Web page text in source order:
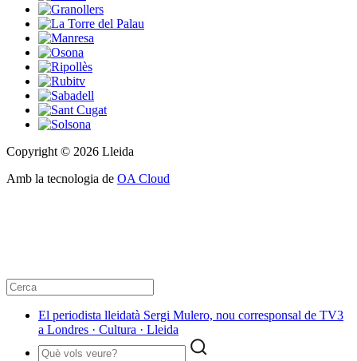
Copyright © 2026 Lleida
Amb la tecnologia de OA Cloud
El periodista lleidatà Sergi Mulero, nou corresponsal de TV3
a Londres · Cultura · Lleida